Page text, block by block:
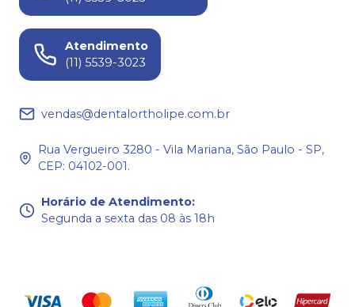
Atendimento
(11) 5539-3023
vendas@dentalortholipe.com.br
Rua Vergueiro 3280 - Vila Mariana, São Paulo - SP,
CEP: 04102-001.
Horário de Atendimento:
Segunda a sexta das 08 às 18h